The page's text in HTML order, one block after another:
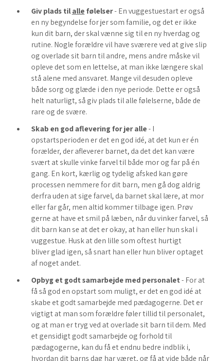
Giv plads tilallefølelser- En vuggestuestart er også
en ny begyndelse for jer som familie, og det er ikke
kun dit barn, der skal vænne sig til en ny hverdag og
rutine. Nogle forældre vil have sværere ved at give slip
og overlade sit barn til andre, mens andre måske vil
opleve det som en lettelse, at man ikke længere skal
stå alene med ansvaret. Mange vil desuden opleve
både sorg og glæde i den nye periode. Dette er også
helt naturligt, så giv plads til alle følelserne, både de
rare og de svære.
Skab en god aflevering for jer alle- I
opstartsperioden er det en god idé, at det kun er én
forælder, der afleverer barnet, da det det kan være
svært at skulle vinke farvel til både mor og far på én
gang. En kort, kærlig og tydelig afsked kan gøre
processen nemmere for dit barn, men gå dog aldrig
derfra uden at sige farvel, da barnet skal lære, at mor
eller far går, men altid kommer tilbage igen. Prøv
gerne at have et smil på læben, når du vinker farvel, så
dit barn kan se at det er okay, at han eller hun skal i
vuggestue. Husk at den lille som oftest hurtigt
bliver glad igen, så snart han eller hun bliver optaget
af noget andet.
Opbyg et godt samarbejde med personalet- For at
få så god en opstart som muligt, er det en god idé at
skabe et godt samarbejde med pædagogerne. Det er
vigtigt at man som forældre føler tillid til personalet,
og at man er tryg ved at overlade sit barn til dem. Med
et gensidigt godt samarbejde og forhold til
pædagogerne, kan du få et endnu bedre indblik i,
hvordan dit barns dag har været, og få at vide både når